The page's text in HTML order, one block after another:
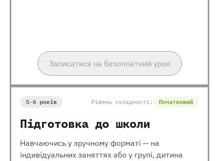
Записатися на безоплатний урок
5-6 років Рівень складності: Початковий
Підготовка до школи
Навчаючись у зручному форматі — на
індивідуальних заняттях або у групі, дитина